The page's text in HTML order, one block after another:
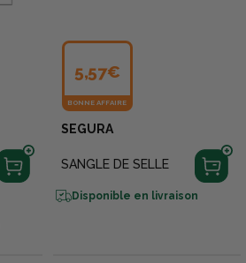
5,57€
BONNE AFFAIRE
SEGURA
SANGLE DE SELLE
Disponible en livraison